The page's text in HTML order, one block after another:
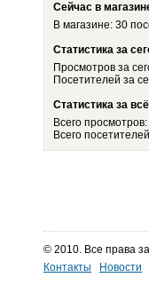
Сейчас в
В магазине: 30
Статистика за
Просмотров за
Посетителей за
Статистика за
Всего
Всего
© 2010. Все права
Контакты
Новости